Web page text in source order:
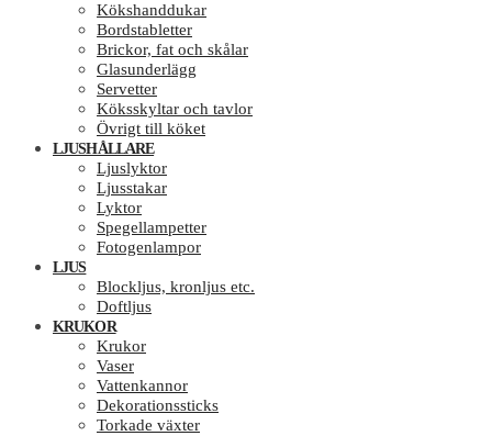
Kökshanddukar
Bordstabletter
Brickor, fat och skålar
Glasunderlägg
Servetter
Köksskyltar och tavlor
Övrigt till köket
LJUSHÅLLARE
Ljuslyktor
Ljusstakar
Lyktor
Spegellampetter
Fotogenlampor
LJUS
Blockljus, kronljus etc.
Doftljus
KRUKOR
Krukor
Vaser
Vattenkannor
Dekorationssticks
Torkade växter